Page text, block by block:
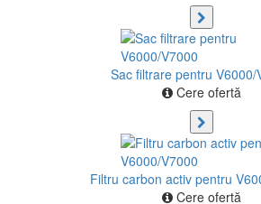
Sac filtrare pentru V6000/
Cere ofertă
Filtru carbon activ pentru
Cere ofertă